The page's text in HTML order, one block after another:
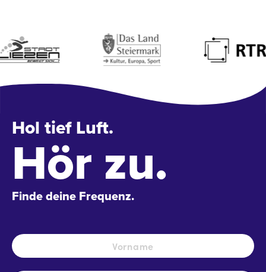
Hol tief Luft.
Hör zu.
Finde deine Frequenz.
Name *